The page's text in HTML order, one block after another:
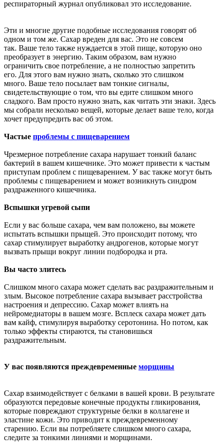
респираторный журнал опубликовал это исследование.
Эти и многие другие подобные исследования говорят об
одном и том же. Сахар вреден для вас. Это не совсем
так. Ваше тело также нуждается в этой пище, которую оно
преобразует в энергию. Таким образом, вам нужно
ограничить свое потребление, а не полностью запретить
его. Для этого вам нужно знать, сколько это слишком
много. Ваше тело посылает вам тонкие сигналы,
свидетельствующие о том, что вы едите слишком много
сладкого. Вам просто нужно знать, как читать эти знаки. Здесь
мы собрали несколько вещей, которые делает ваше тело, когда
хочет предупредить вас об этом.
Частые проблемы с пищеварением
Чрезмерное потребление сахара нарушает тонкий баланс
бактерий в вашем кишечнике. Это может привести к частым
приступам проблем с пищеварением. У вас также могут быть
проблемы с пищеварением и может возникнуть синдром
раздраженного кишечника.
Вспышки угревой сыпи
Если у вас больше сахара, чем вам положено, вы можете
испытать вспышки прыщей. Это происходит потому, что
сахар стимулирует выработку андрогенов, которые могут
вызвать прыщи вокруг линии подбородка и рта.
Вы часто злитесь
Слишком много сахара может сделать вас раздражительным и
злым. Высокое потребление сахара вызывает расстройства
настроения и депрессию. Сахар может влиять на
нейромедиаторы в вашем мозге. Всплеск сахара может дать
вам кайф, стимулируя выработку серотонина. Но потом, как
только эффекты стираются, ты становишься
раздражительным.
У вас появляются преждевременные морщины
Сахар взаимодействует с белками в вашей крови. В результате
образуются передовые конечные продукты гликирования,
которые повреждают структурные белки в коллагене и
эластине кожи. Это приводит к преждевременному
старению. Если вы потребляете слишком много сахара,
следите за тонкими линиями и морщинами.